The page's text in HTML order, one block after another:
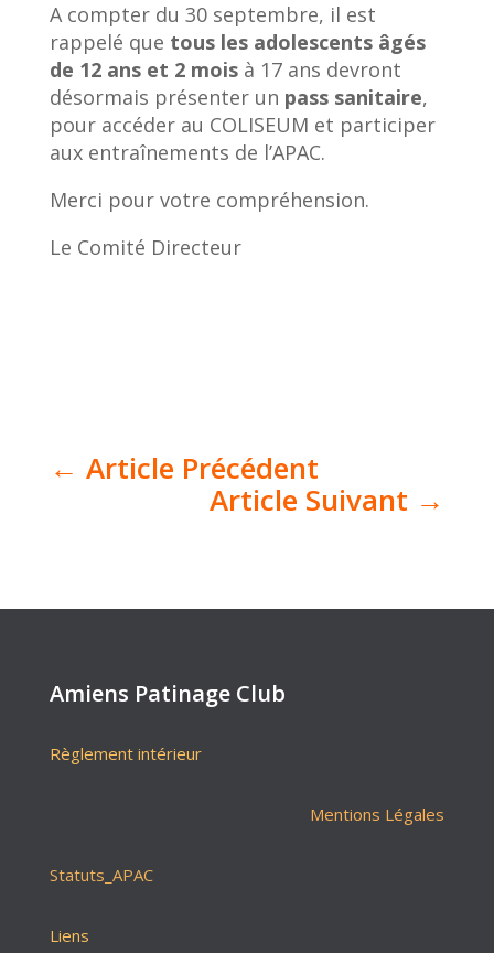
A compter du 30 septembre, il est
rappelé que tous les adolescents âgés
de 12 ans et 2 moisà 17 ans devront
désormais présenter un pass sanitaire,
pour accéder au COLISEUM et participer
aux entraînements de l’APAC.
Merci pour votre compréhension.
Le Comité Directeur
← Article Précédent
Article Suivant →
Amiens Patinage Club
Règlement intérieur
Mentions Légales
Statuts_APAC
Liens